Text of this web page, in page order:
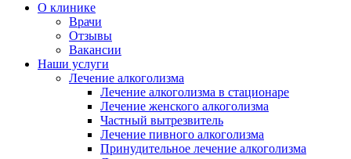
О клинике
Врачи
Отзывы
Вакансии
Наши услуги
Лечение алкоголизма
Лечение алкоголизма в стационаре
Лечение женского алкоголизма
Частный вытрезвитель
Лечение пивного алкоголизма
Принудительное лечение алкоголизма